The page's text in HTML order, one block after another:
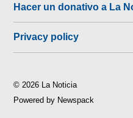
Hacer un donativo a La
Privacy policy
© 2026 La Noticia
Powered by Newspack